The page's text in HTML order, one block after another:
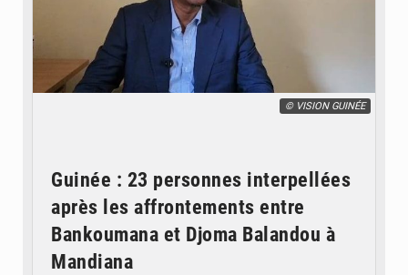
© VISION GUINÉE
Guinée : 23 personnes interpellées
après les affrontements entre
Bankoumana et Djoma Balandou à
Mandiana